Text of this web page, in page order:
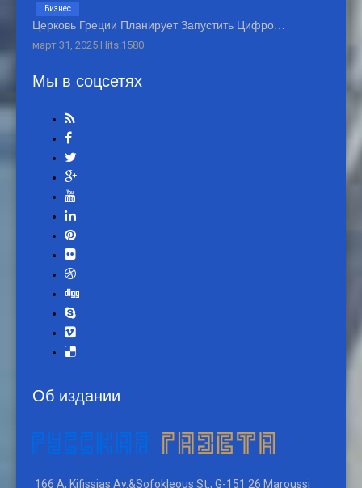
Церковь Греции Планирует Запустить Цифро…
март 31, 2025 Hits:1580
Бизнес
Мы в соцсетях
Об издании
166 A, Kifissias Av.&Sofokleous St., G-151 26 Maroussi